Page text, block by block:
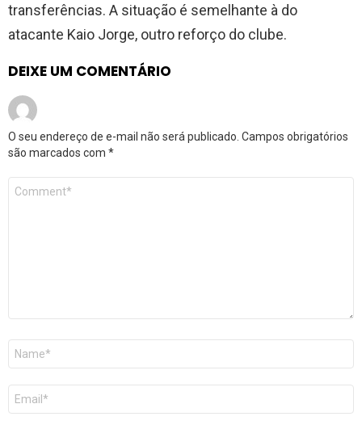
transferências. A situação é semelhante à do
atacante Kaio Jorge, outro reforço do clube.
DEIXE UM COMENTÁRIO
O seu endereço de e-mail não será publicado. Campos obrigatórios
são marcados com *
Comentário
Nome
E-
mail
*